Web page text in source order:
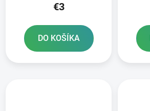
€3
DO KOŠÍKA